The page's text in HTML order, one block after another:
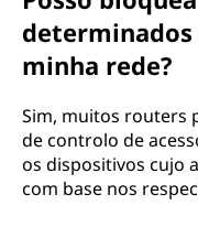
determinados
minha rede?
Sim, muitos routers
de controlo de
os dispositivos cujo
com base nos